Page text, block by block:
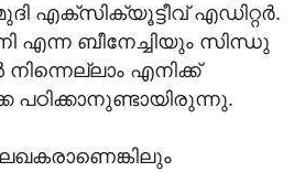
എക്സിക്യൂട്ടീവ് എഡിറ്റര്‍.
എന്ന ബീനേച്ചിയും സിന്ധു
നിന്നെല്ലാം എനിക്ക്
പഠിക്കാനുണ്ടായിരുന്നു.